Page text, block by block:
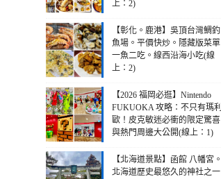
上：2)
【彰化。鹿港】吳頂台灣鯛釣
魚場。平價快炒。隱藏版菜單
一魚二吃。線西沿海小吃(線
上：2)
【2026 福岡必逛】Nintendo
FUKUOKA 攻略：不只有瑪利
歐！皮克敏迷必衝的限定驚喜
與熱門周邊大公開(線上：1)
【北海道景點】函館 八幡宮。
北海道歷史最悠久的神社之一